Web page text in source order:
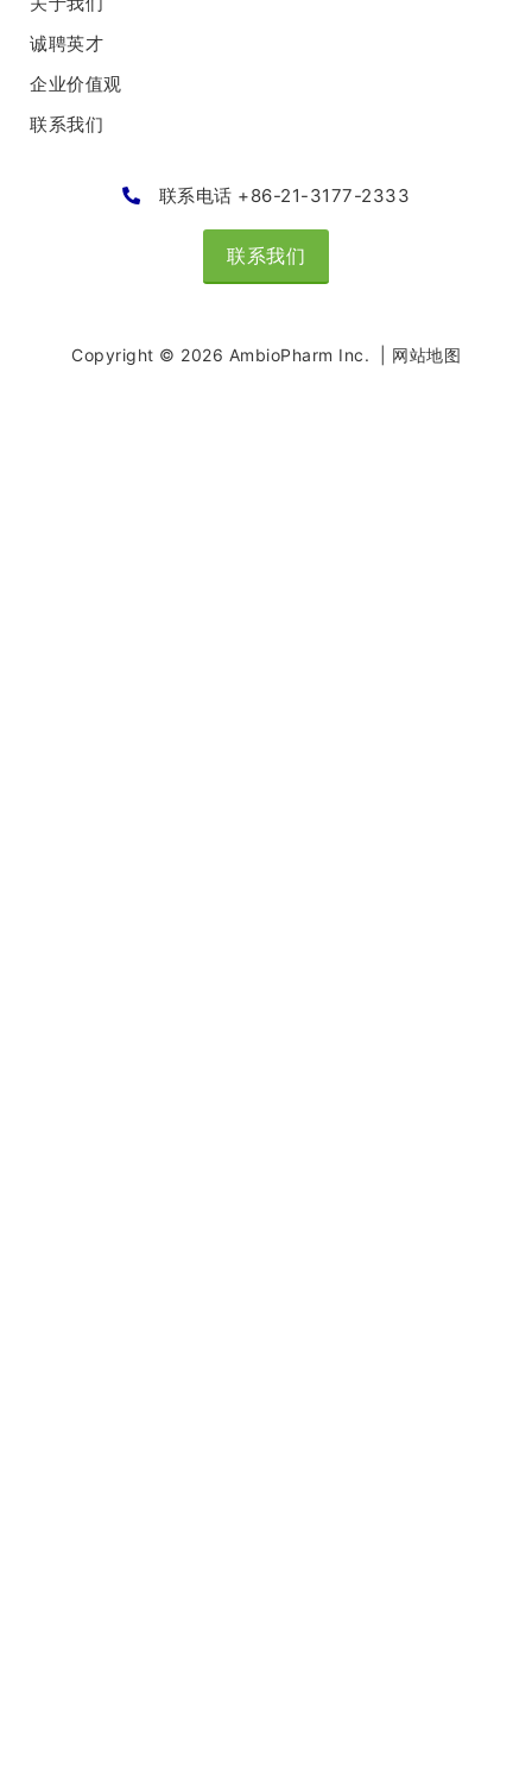
诚聘英才
企业价值观
联系我们
联系电话 +86-21-3177-2333
联系我们
Copyright © 2026 AmbioPharm Inc. | 网站地图